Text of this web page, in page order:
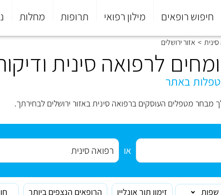
חיפוש רופאים מילון רפואי תרופות מחלות
סוף
התפריט> אזור ירושלים
לרפואה סינית
מבחר מטפלים העוסקים ברפואה סינית באזור ירושלים לבחירתך.
או
שפות זימון תור אונליין הרופאים הנצפים ביותר